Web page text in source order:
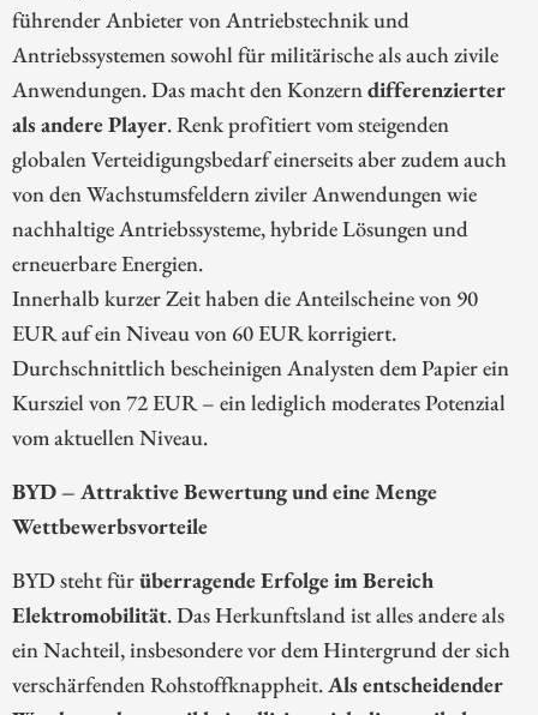
führender Anbieter von Antriebstechnik und
Antriebssystemen sowohl für militärische als auch zivile
Anwendungen. Das macht den Konzerndifferenzierter
als andere Player. Renk profitiert vom steigenden
globalen Verteidigungsbedarf einerseits aber zudem auch
von den Wachstumsfeldern ziviler Anwendungen wie
nachhaltige Antriebssysteme, hybride Lösungen und
erneuerbare Energien.
Innerhalb kurzer Zeit haben die Anteilscheine von 90
EUR auf ein Niveau von 60 EUR korrigiert.
Durchschnittlich bescheinigen Analysten dem Papier ein
Kursziel von 72 EUR – ein lediglich moderates Potenzial
vom aktuellen Niveau.
BYD – Attraktive Bewertung und eine Menge
Wettbewerbsvorteile
BYD steht fürüberragende Erfolge im Bereich
Elektromobilität. Das Herkunftsland ist alles andere als
ein Nachteil, insbesondere vor dem Hintergrund der sich
verschärfenden Rohstoffknappheit.Als entscheidender